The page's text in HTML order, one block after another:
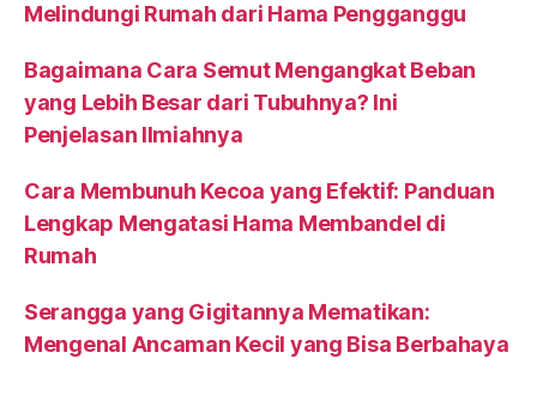
Melindungi Rumah dari Hama Pengganggu
Bagaimana Cara Semut Mengangkat Beban
yang Lebih Besar dari Tubuhnya? Ini
Penjelasan Ilmiahnya
Cara Membunuh Kecoa yang Efektif: Panduan
Lengkap Mengatasi Hama Membandel di
Rumah
Serangga yang Gigitannya Mematikan:
Mengenal Ancaman Kecil yang Bisa Berbahaya